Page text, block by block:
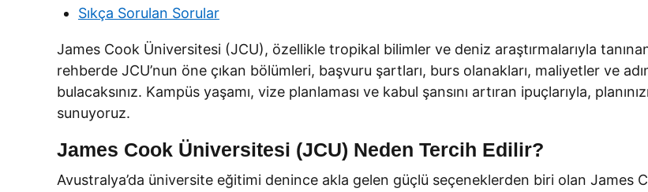
Sıkça Sorulan Sorular
James Cook Üniversitesi (JCU), özellikle tropikal bilimler ve deniz araştırmalarıyla
rehberde JCU’nun öne çıkan bölümleri, başvuru şartları, burs olanakları, maliyetler ve
bulacaksınız. Kampüs yaşamı, vize planlaması ve kabul şansını artıran ipuçlarıyla,
sunuyoruz.
James Cook Üniversitesi (JCU) Neden Tercih Edilir?
Avustralya’da üniversite eğitimi denince akla gelen güçlü seçeneklerden biri olan James